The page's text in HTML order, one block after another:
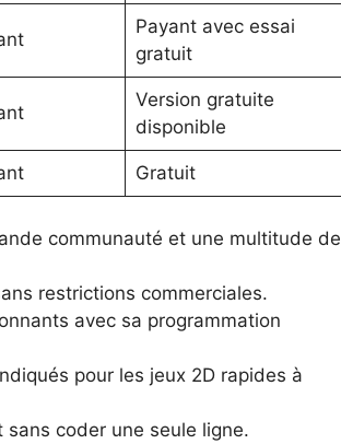
Payant avec essai
gratuit
Version gratuite
disponible
Gratuit
communauté et une multitude de
restrictions commerciales.
avec sa programmation
pour les jeux 2D rapides à
coder une seule ligne.